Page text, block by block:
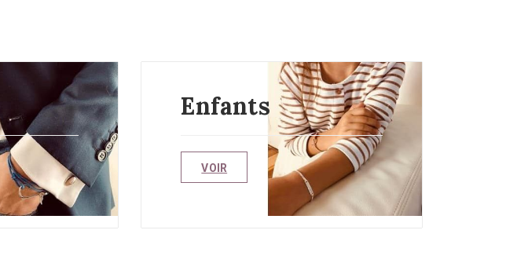
Enfants
VOIR